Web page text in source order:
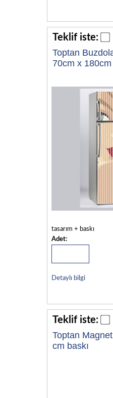
Teklif iste:
Toptan
70cm x 180cm
tasarım + baskı
Adet:
Detaylı bilgi
Teklif iste:
Toptan
cm baskı